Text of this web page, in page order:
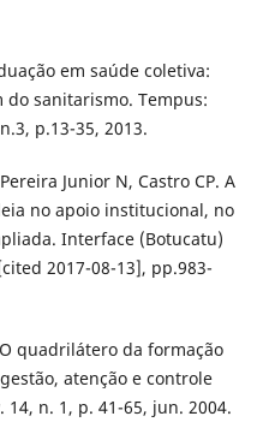
em saúde coletiva:
do sanitarismo. Tempus:
p.13-35, 2013.
Junior N, Castro CP. A
no apoio institucional, no
Interface (Botucatu)
2017-08-13], pp.983-
quadrilátero da formação
atenção e controle
14, n. 1, p. 41-65, jun. 2004.